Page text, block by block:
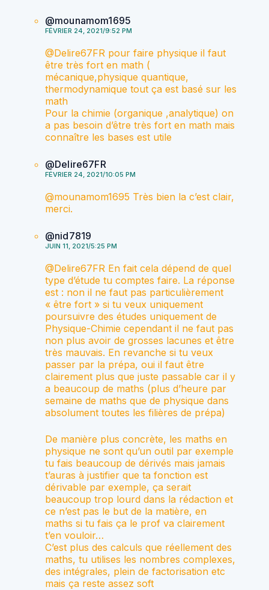
@mounamom1695
FÉVRIER 24, 2021/9:52 PM
@Delire67FR pour faire physique il faut
être très fort en math (
mécanique,physique quantique,
thermodynamique tout ça est basé sur les
math
Pour la chimie (organique ,analytique) on
a pas besoin d’être très fort en math mais
connaître les bases est utile
@Delire67FR
FÉVRIER 24, 2021/10:05 PM
@mounamom1695 Très bien la c’est clair,
merci.
@nid7819
JUIN 11, 2021/5:25 PM
@Delire67FR En fait cela dépend de quel
type d’étude tu comptes faire. La réponse
est : non il ne faut pas particulièrement
« être fort » si tu veux uniquement
poursuivre des études uniquement de
Physique-Chimie cependant il ne faut pas
non plus avoir de grosses lacunes et être
très mauvais. En revanche si tu veux
passer par la prépa, oui il faut être
clairement plus que juste passable car il y
a beaucoup de maths (plus d’heure par
semaine de maths que de physique dans
absolument toutes les filières de prépa)
De manière plus concrète, les maths en
physique ne sont qu’un outil par exemple
tu fais beaucoup de dérivés mais jamais
t’auras à justifier que ta fonction est
dérivable par exemple, ça serait
beaucoup trop lourd dans la rédaction et
ce n’est pas le but de la matière, en
maths si tu fais ça le prof va clairement
t’en vouloir…
C’est plus des calculs que réellement des
maths, tu utilises les nombres complexes,
des intégrales, plein de factorisation etc
mais ça reste assez soft